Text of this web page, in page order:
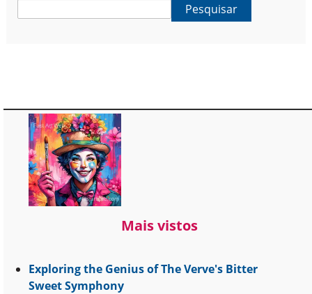
Pesquisar
Mais vistos
Exploring the Genius of The Verve's Bitter
Sweet Symphony